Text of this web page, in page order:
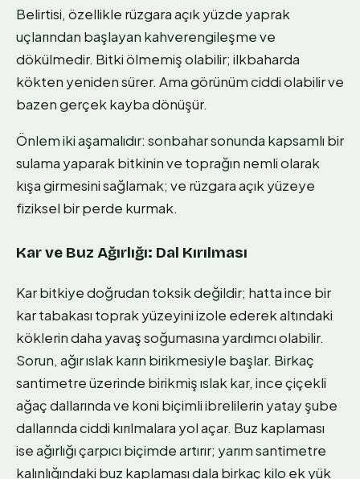
Belirtisi, özellikle rüzgara açık yüzde yaprak
uçlarından başlayan kahverengileşme ve
dökülmedir. Bitki ölmemiş olabilir; ilkbaharda
kökten yeniden sürer. Ama görünüm ciddi olabilir ve
bazen gerçek kayba dönüşür.
Önlem iki aşamalıdır: sonbahar sonunda kapsamlı bir
sulama yaparak bitkinin ve toprağın nemli olarak
kışa girmesini sağlamak; ve rüzgara açık yüzeye
fiziksel bir perde kurmak.
Kar ve Buz Ağırlığı: Dal Kırılması
Kar bitkiye doğrudan toksik değildir; hatta ince bir
kar tabakası toprak yüzeyini izole ederek altındaki
köklerin daha yavaş soğumasına yardımcı olabilir.
Sorun, ağır ıslak karın birikmesiyle başlar. Birkaç
santimetre üzerinde birikmiş ıslak kar, ince çiçekli
ağaç dallarında ve koni biçimli ibrelilerin yatay şube
dallarında ciddi kırılmalara yol açar. Buz kaplaması
ise ağırlığı çarpıcı biçimde artırır; yarım santimetre
kalınlığındaki buz kaplaması dala birkaç kilo ek yük